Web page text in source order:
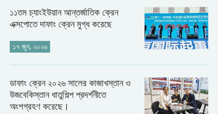
১১তম চ্যাংইউয়ান আন্তর্জাতিক ক্রেন
এক্সপোতে দাফাং ক্রেন মুগ্ধ করেছে
১৭ জুন, ২০২৬
ডাফাং ক্রেন ২০২৬ সালের কাজাখস্তান ও
উজবেকিস্তান ধাতুশিল্প প্রদর্শনীতে
অংশগ্রহণ করেছে।